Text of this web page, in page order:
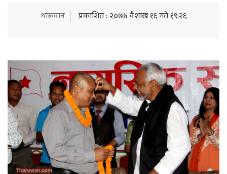
थारूवान प्रकाशित : २०७४ वैशाख १६ गते १९:२६